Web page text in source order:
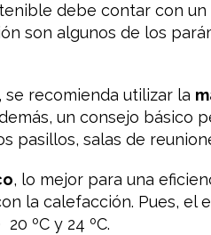
debe contar con un
son algunos de los
recomienda utilizar la
un consejo básico
pasillos, salas de
, lo mejor para una
la calefacción. Pues,
ºC y 24 ºC.